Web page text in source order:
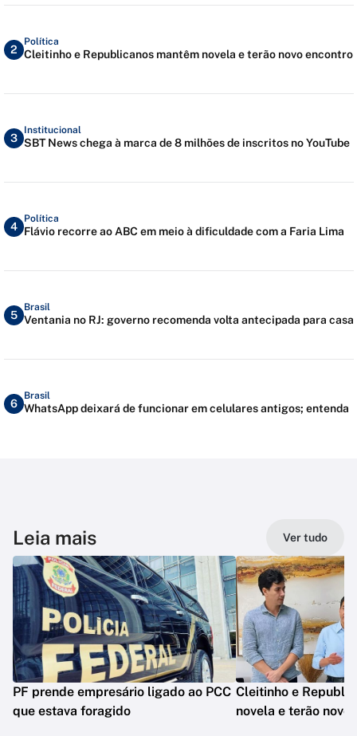
2
Política
Cleitinho e Republicanos mantêm novela e terão novo encontro
3
Institucional
SBT News chega à marca de 8 milhões de inscritos no YouTube
4
Política
Flávio recorre ao ABC em meio à dificuldade com a Faria Lima
5
Brasil
Ventania no RJ: governo recomenda volta antecipada para casa
6
Brasil
WhatsApp deixará de funcionar em celulares antigos; entenda
Leia mais Ver tudo
PF prende empresário ligado ao PCC
que estava foragido
Cleitinho e
novela e terão novo